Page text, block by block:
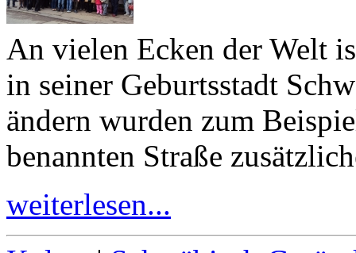
An vielen Ecken der Welt
in seiner Geburtsstadt
ändern wurden zum
benannten Straße
weiterlesen...